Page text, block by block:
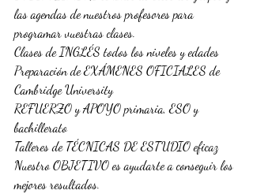
las agendas de nuestros profesores para
programar vuestras clases.
Clases de INGLÉS todos los niveles y edades
Preparación de EXÁMENES OFICIALES de
Cambridge University
REFUERZO y APOYO primaria, ESO y
bachillerato
Talleres de TÉCNICAS DE ESTUDIO eficaz
Nuestro OBJETIVO es ayudarte a conseguir los
mejores resultados.